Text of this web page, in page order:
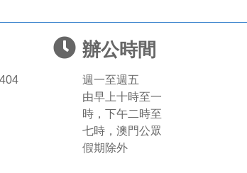
辦公時間
週一至週五
由早上十時至一
時，下午二時至
七時，澳門公眾
假期除外